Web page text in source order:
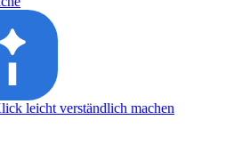
leicht verständlich machen